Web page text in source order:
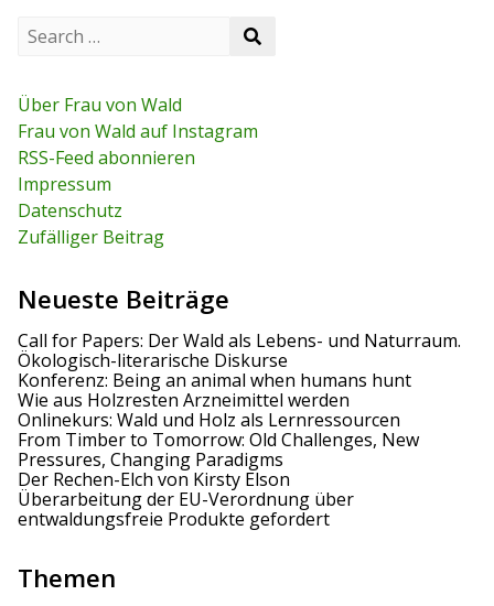
c
h
f
o
r
:
S
Über Frau von Wald
Frau von Wald auf Instagram
RSS-Feed abonnieren
Impressum
Datenschutz
Zufälliger Beitrag
Neueste Beiträge
Call for Papers: Der Wald als Lebens- und Naturraum.
Ökologisch-literarische Diskurse
Konferenz: Being an animal when humans hunt
Wie aus Holzresten Arzneimittel werden
Onlinekurs: Wald und Holz als Lernressourcen
From Timber to Tomorrow: Old Challenges, New
Pressures, Changing Paradigms
Der Rechen-Elch von Kirsty Elson
Überarbeitung der EU-Verordnung über
entwaldungsfreie Produkte gefordert
Themen